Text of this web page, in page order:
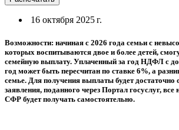
16 октября 2025 г.
Возможности: начиная с 2026 года семьи с
которых воспитываются двое и более детей,
семейную выплату. Уплаченный за год НДФЛ с
год может быть пересчитан по ставке 6%, а
семье. Для получения выплаты будет достаточно
заявления, поданного через Портал госуслуг,
СФР будет получать самостоятельно.